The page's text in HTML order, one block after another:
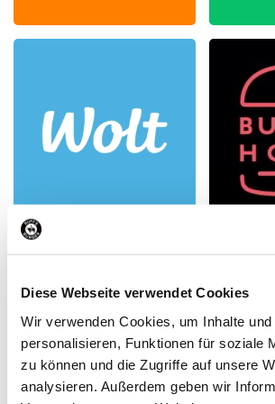
Diese Webseite verwendet Cookies
Wir verwenden Cookies, um Inhalte
personalisieren, Funktionen für soziale
zu können und die Zugriffe auf unsere
analysieren. Außerdem geben wir
Öffnungszeiten